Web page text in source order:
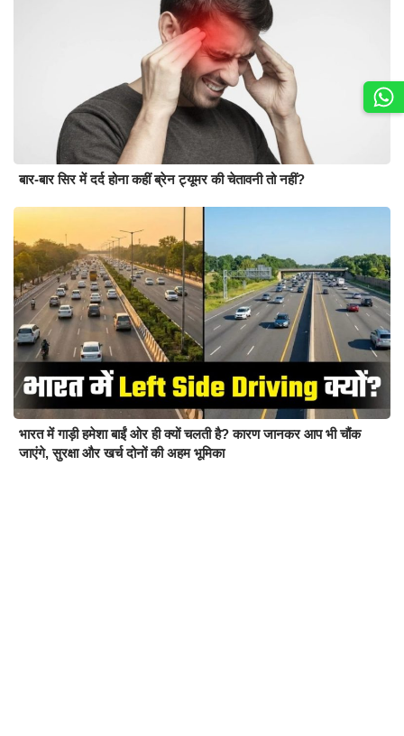
बार-बार सिर में दर्द होना कहीं ब्रेन ट्यूमर की चेतावनी तो नहीं?
भारत में गाड़ी हमेशा बाईं ओर ही क्यों चलती है? कारण जानकर आप भी चौंक
जाएंगे, सुरक्षा और खर्च दोनों की अहम भूमिका